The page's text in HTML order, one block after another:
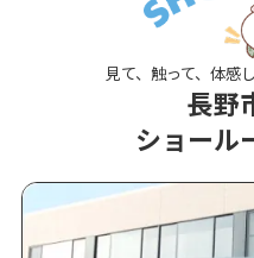
見て、触って、体感
長野
ショール